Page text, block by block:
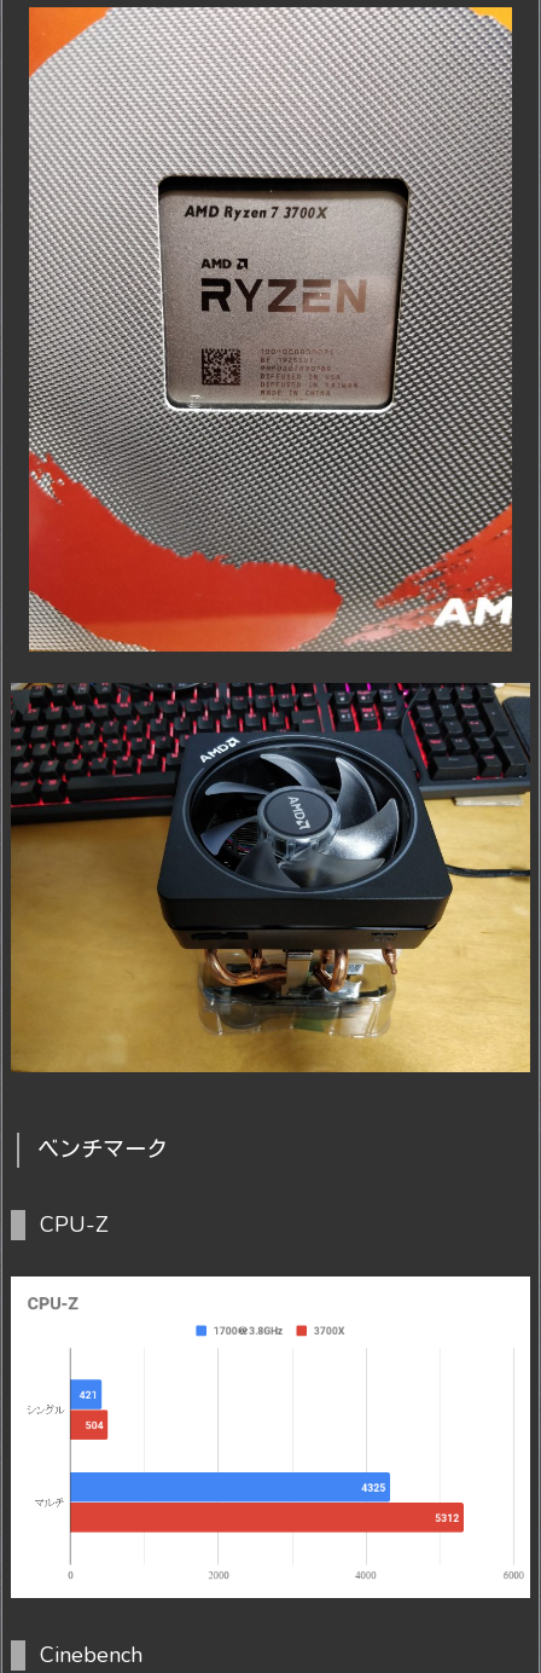
ベンチマーク
CPU-Z
Cinebench